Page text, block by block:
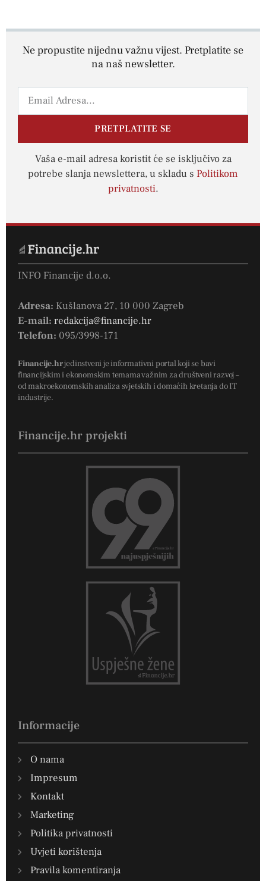
Ne propustite nijednu važnu vijest. Pretplatite se
na naš newsletter.
PRETPLATITE SE
Vaša e-mail adresa koristit će se isključivo za
potrebe slanja newslettera, u skladu s Politikom
privatnosti.
INFO Financije d.o.o.
Adresa: Kušlanova 27, 10 000 Zagreb
E-mail: redakcija@financije.hr
Telefon: 095/3998-171
Financije.hrjedinstveni je informativni portal koji se bavi
financijskim i ekonomskim temama važnim za društveni razvoj –
od makroekonomskih analiza svjetskih i domaćih kretanja do IT
industrije.
Financije.hr projekti
Informacije
O nama
Impresum
Kontakt
Marketing
Politika privatnosti
Uvjeti korištenja
Pravila komentiranja